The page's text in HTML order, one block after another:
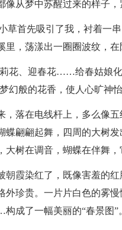
像从梦中苏醒过来的样子，
草首先吸引了我，衬着一
里，荡漾出一圈圈波纹，在
花、迎春花……给春姑娘
般的花香，使人心旷神怡
，落在电线杆上，多么像
蝶翩翩起舞，四周的大树
大树在调音，蝴蝶在伴舞
朝霞染红了，既像害羞的
外珍贵。一片片白色的雾
成了一幅美丽的“春景图”。